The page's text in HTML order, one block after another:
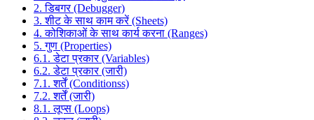
2. डिबगर (Debugger)
3. शीट के साथ काम करें (Sheets)
4. कोशिकाओं के साथ कार्य करना (Ranges)
5. गुण (Properties)
6.1. डेटा प्रकार (Variables)
6.2. डेटा प्रकार (जारी)
7.1. शर्तें (Conditionss)
7.2. शर्तें (जारी)
8.1. लूप्स (Loops)